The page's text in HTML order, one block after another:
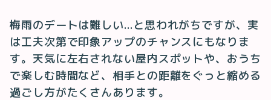
梅雨のデートは難しい…と思われがちですが、実
は工夫次第で印象アップのチャンスにもなりま
す。天気に左右されない屋内スポットや、おうち
で楽しむ時間など、相手との距離をぐっと縮める
過ごし方がたくさんあります。